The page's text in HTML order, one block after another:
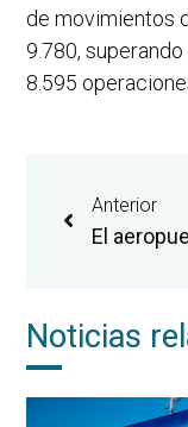
de movimientos
9.780,
8.595
Anterior
Noticias